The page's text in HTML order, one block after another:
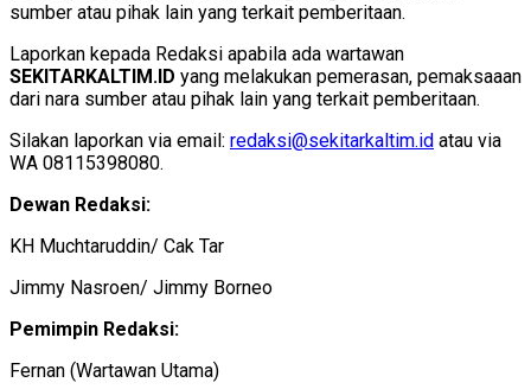
sumber atau pihak lain yang terkait pemberitaan.
Laporkan kepada Redaksi apabila ada wartawan
SEKITARKALTIM.ID yang melakukan pemerasan, pemaksaaan
dari nara sumber atau pihak lain yang terkait pemberitaan.
Silakan laporkan via email: redaksi@sekitarkaltim.id atau via
WA 08115398080.
Dewan Redaksi:
KH Muchtaruddin/ Cak Tar
Jimmy Nasroen/ Jimmy Borneo
Pemimpin Redaksi:
Fernan (Wartawan Utama)